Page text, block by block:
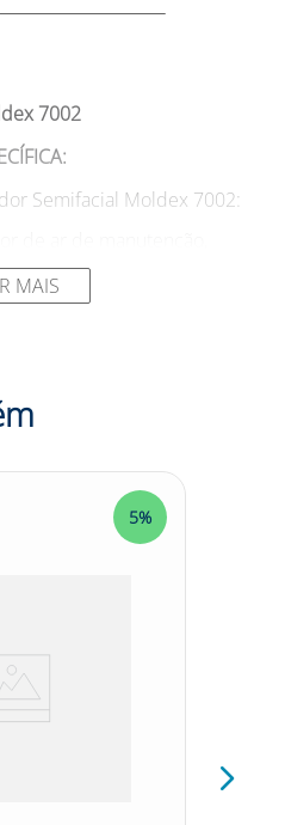
7002
Semifacial Moldex 7002:
de meia peça facial,
da Moldex.
termoplástico maleável
de inalação posicionadas no
ajustável para garantir um
tirantes podem ser usados
ou suspenso.
permite acoplar filtros e
proteção
de soldagem.
Moldex 7002:
MAIS
5%